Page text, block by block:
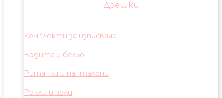
Дрешки
Комплекти за изписване
Бодита и бельо
Ританки и панталони
Рокли и поли